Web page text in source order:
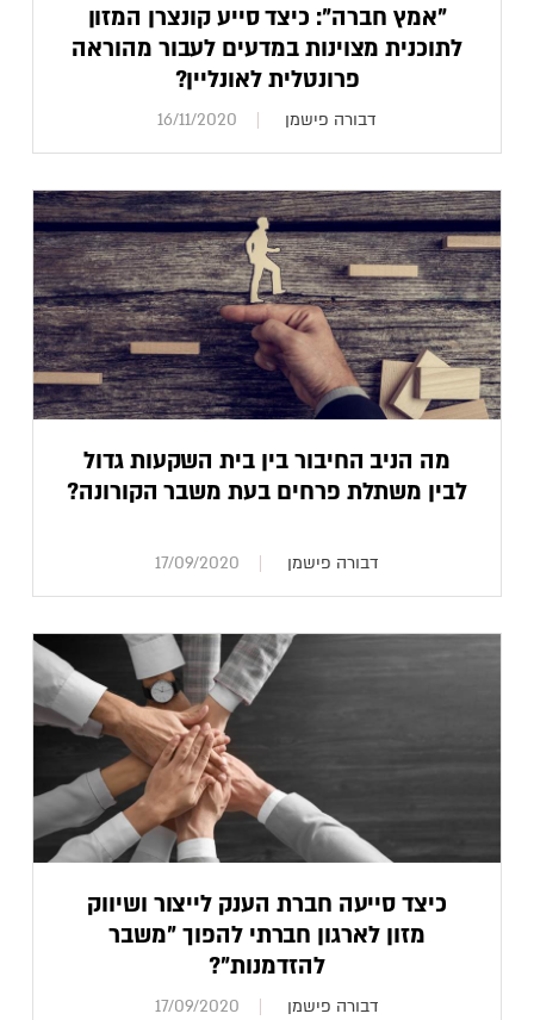
"אמץ חברה": כיצד סייע קונצרן המזון
לתוכנית מצוינות במדעים לעבור מהוראה
פרונטלית לאונליין?
דבורה פישמן 16/11/2020
מה הניב החיבור בין בית השקעות גדול
לבין משתלת פרחים בעת משבר הקורונה?
דבורה פישמן 17/09/2020
כיצד סייעה חברת הענק לייצור ושיווק
מזון לארגון חברתי להפוך "משבר
להזדמנות"?
דבורה פישמן 17/09/2020